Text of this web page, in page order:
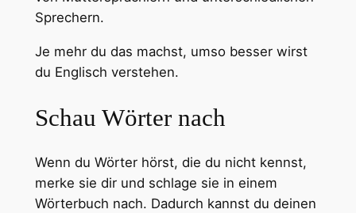
Sprechern.
Je mehr du das machst, umso besser wirst
du Englisch verstehen.
Schau Wörter nach
Wenn du Wörter hörst, die du nicht kennst,
merke sie dir und schlage sie in einem
Wörterbuch nach. Dadurch kannst du deinen